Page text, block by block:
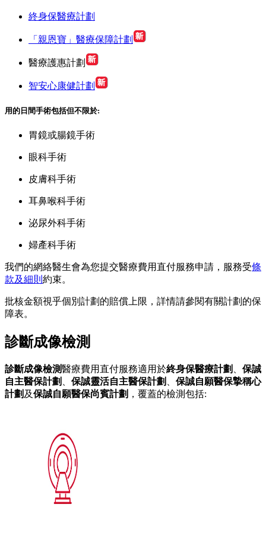
終身保醫療計劃
「親恩寶」醫療保障計劃
醫療護惠計劃
智安心康健計劃
用的日間手術包括但不限於:
胃鏡或腸鏡手術
眼科手術
皮膚科手術
耳鼻喉科手術
泌尿外科手術
婦產科手術
我們的網絡醫生會為您提交醫療費用直付服務申請，服務受條
款及細則 約束。
批核金額視乎個別計劃的賠償上限，詳情請參閱有關計劃的保
障表。
診斷成像檢測
診斷成像檢測醫療費用直付服務適用於終身保醫療計劃
保誠
自主醫保計劃
保誠靈活自主醫保計劃
保誠自願醫保摯稱心
計劃 及保誠自願醫保尚賓計劃 ，覆蓋的檢測包括: